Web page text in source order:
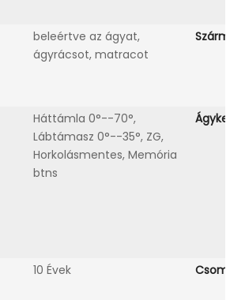
beleértve az ágyat,
ágyrácsot, matracot
Háttámla 0°--70°,
Lábtámasz 0°--35°, ZG,
Horkolásmentes, Memória
btns
Ágykeret
10 Évek